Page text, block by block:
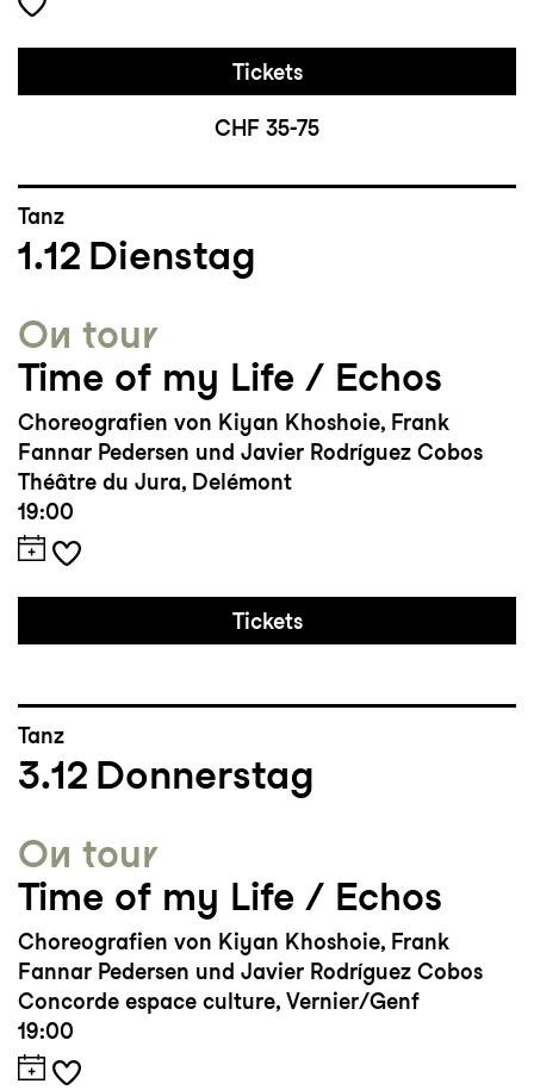
Tickets
CHF 35-75
Tanz
1.12 Dienstag
On tour
Time of my Life / Echos
Choreografien von Kiyan Khoshoie, Frank
Fannar Pedersen und Javier Rodríguez Cobos
Théâtre du Jura, Delémont
19:00
Tickets
Tanz
3.12 Donnerstag
On tour
Time of my Life / Echos
Choreografien von Kiyan Khoshoie, Frank
Fannar Pedersen und Javier Rodríguez Cobos
Concorde espace culture, Vernier/Genf
19:00